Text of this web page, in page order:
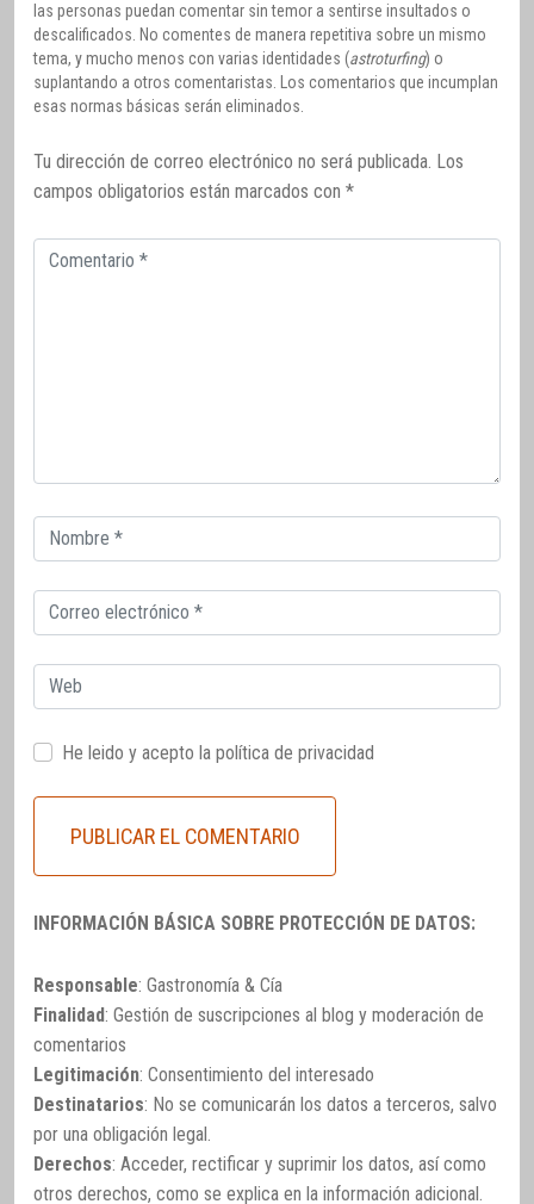
las personas puedan comentar sin temor a sentirse insultados o
descalificados. No comentes de manera repetitiva sobre un mismo
tema, y mucho menos con varias identidades (astroturfing) o
suplantando a otros comentaristas. Los comentarios que incumplan
esas normas básicas serán eliminados.
Tu dirección de correo electrónico no será publicada. Los
campos obligatorios están marcados con *
Comentario
Correo
electrónico
Correo
electrónico
Web
He leido y acepto la política de privacidad
INFORMACIÓN BÁSICA SOBRE PROTECCIÓN DE DATOS:
Responsable: Gastronomía & Cía
Finalidad: Gestión de suscripciones al blog y moderación de
comentarios
Legitimación: Consentimiento del interesado
Destinatarios: No se comunicarán los datos a terceros, salvo
por una obligación legal.
Derechos: Acceder, rectificar y suprimir los datos, así como
otros derechos, como se explica en la información adicional.